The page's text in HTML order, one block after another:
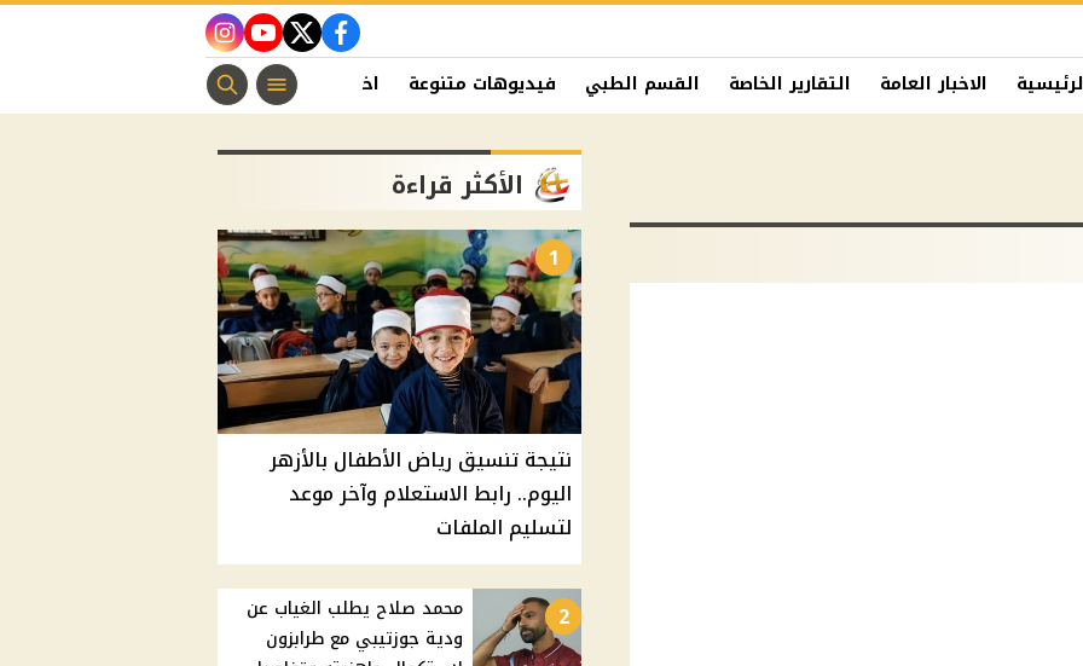
facebook
twitter
youtube
instagram
الاخبار العامة التقارير الخاصة القسم الطبي فيديوهات متنوعة اخبار الفن منوعات مسيحية
الأكثر قراءة
1
نتيجة تنسيق رياض الأطفال بالأزهر
اليوم.. رابط الاستعلام وآخر موعد
لتسليم الملفات
2
محمد صلاح يطلب الغياب عن
ودية جوزتيبي مع طرابزون